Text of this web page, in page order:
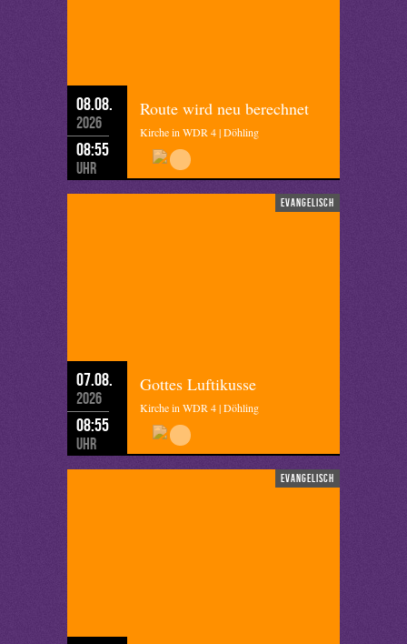
08.08.
2026
08:55
Uhr
Route wird neu berechnet
Kirche in WDR 4 | Döhling
evangelisch
07.08.
2026
08:55
Uhr
Gottes Luftikusse
Kirche in WDR 4 | Döhling
evangelisch